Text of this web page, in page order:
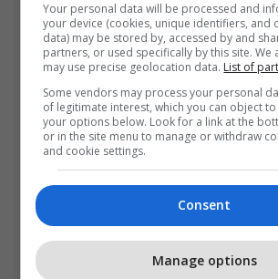
Your personal data will be processed and
your device (cookies, unique identifiers, and
data) may be stored by, accessed by and
partners, or used specifically by this site.
may use precise geolocation data. List of
Some vendors may process your personal
of legitimate interest, which you can object
your options below. Look for a link at the
or in the site menu to manage or withdraw
and cookie settings.
Consent
Manage options